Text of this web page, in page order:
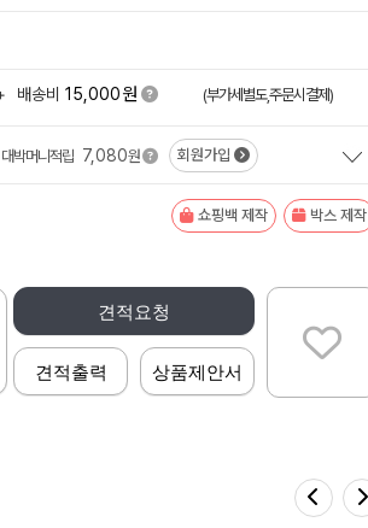
배송비 15,000원 (부가세별도,주문시결제)
대박머니적립 7,080원 회원가입
쇼핑백 제작 박스 제작
견적요청
견적출력 상품제안서